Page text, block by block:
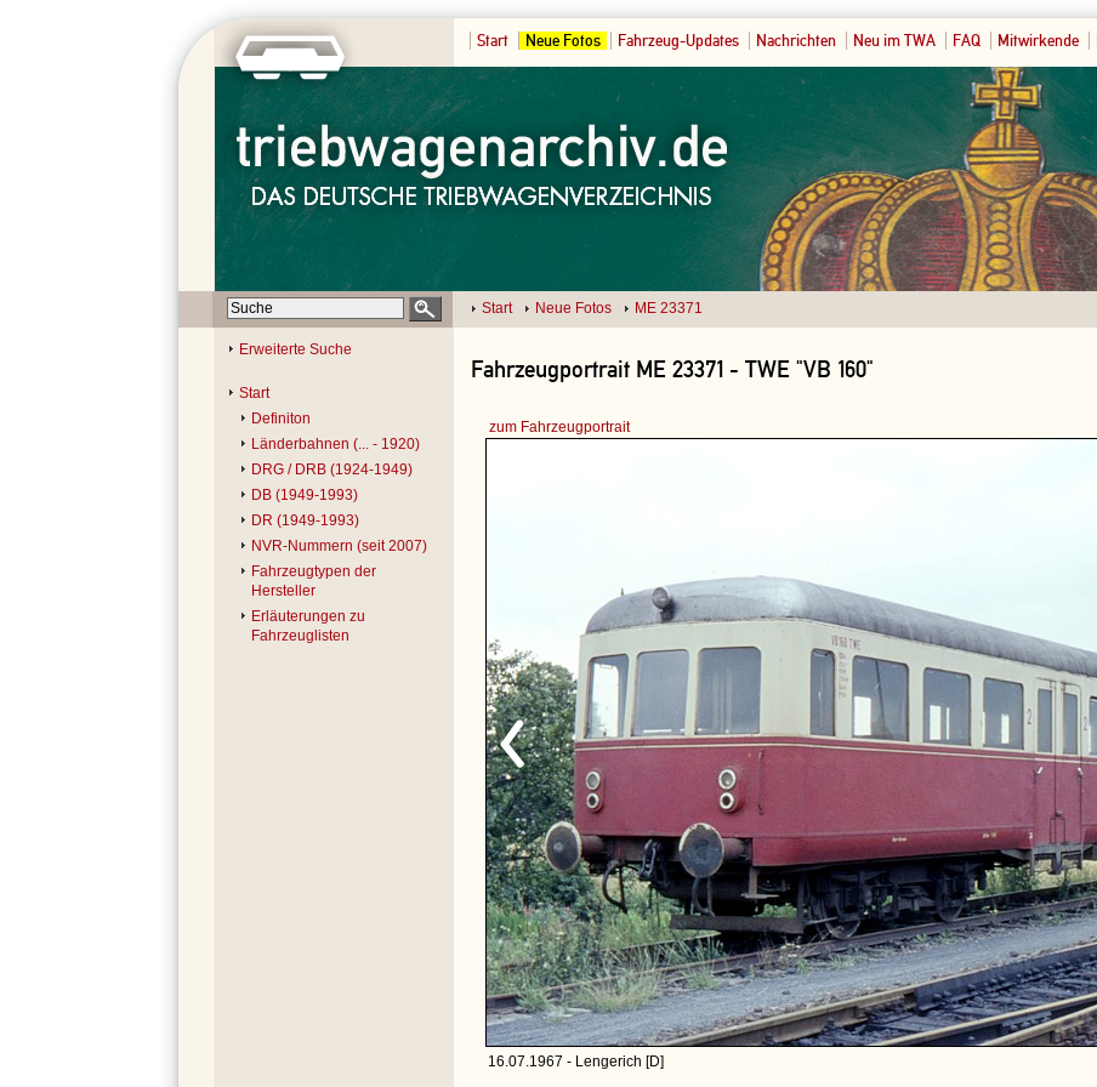
Start Neue Fotos Fahrzeug-Updates Nachrichten Neu im TWA FAQ Mitwirkende
Start Neue Fotos ME 23371
Erweiterte Suche
Start
Definiton
Länderbahnen (... - 1920)
DRG / DRB (1924-1949)
DB (1949-1993)
DR (1949-1993)
NVR-Nummern (seit 2007)
Fahrzeugtypen der
Hersteller
Erläuterungen zu
Fahrzeuglisten
Fahrzeugportrait ME 23371 - TWE "VB 160"
zum Fahrzeugportrait
16.07.1967 - Lengerich [D]